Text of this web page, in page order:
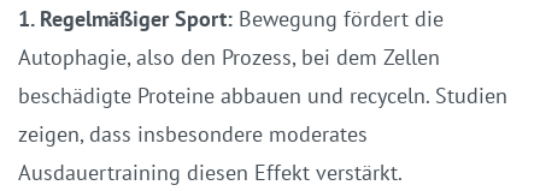
1. Regelmäßiger Sport: Bewegung fördert die
Autophagie, also den Prozess, bei dem Zellen
beschädigte Proteine abbauen und recyceln. Studien
zeigen, dass insbesondere moderates
Ausdauertraining diesen Effekt verstärkt.